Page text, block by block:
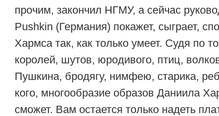
прочим, закончил НГМУ, а сейчас
Pushkin (Германия) покажет, сыграет,
Хармса так, как только умеет. Судя по
королей, шутов, юродивого, птиц,
Пушкина, бродягу, нимфею, старика,
кого, многообразие образов Даниила
сможет. Вам остается только надеть